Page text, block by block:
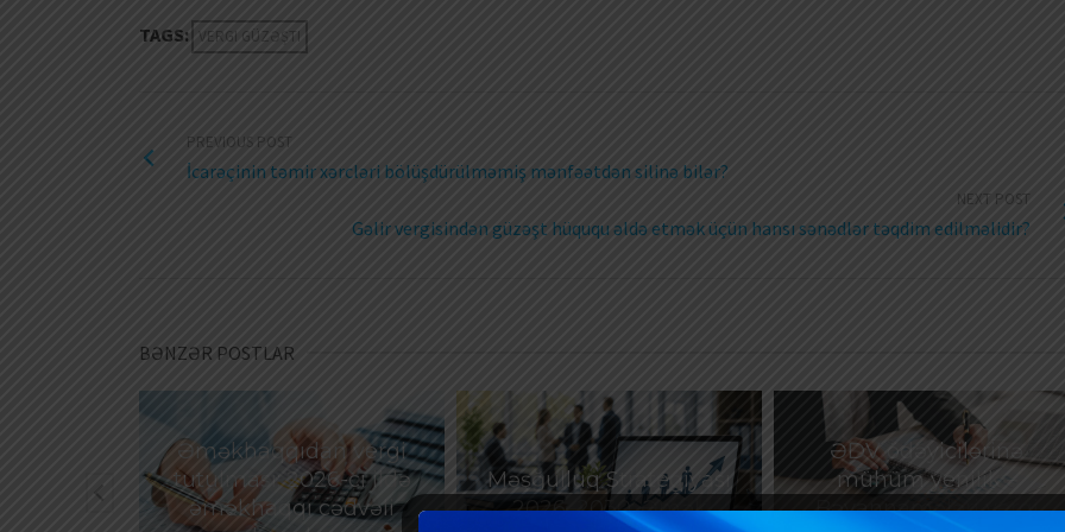
TAGS: VERGI GÜZƏŞTI
PREVIOUS POST
İcarəçinin təmir xərcləri bölüşdürülməmiş mənfəətdən silinə bilər?
NEXT POST
Gəlir vergisindən güzəşt hüququ əldə etmək üçün hansı sənədlər təqdim edilməlidir?
BƏNZƏR POSTLAR
Əməkhaqqıdan vergi
tutulması: 2026-cı ildə
əməkhaqqı cədvəli
Məşğulluq Strategiyası
2026–2030: Əmək
ƏDV ödəyicilərinə
mühüm yenilik –
Bəyannamələri vergi